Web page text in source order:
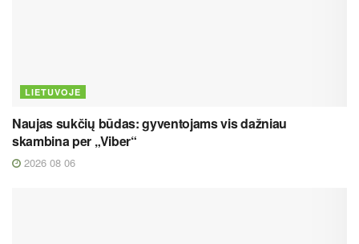
LIETUVOJE
Naujas sukčių būdas: gyventojams vis dažniau
skambina per „Viber“
2026 08 06